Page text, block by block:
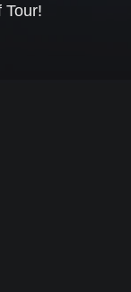
Tour!